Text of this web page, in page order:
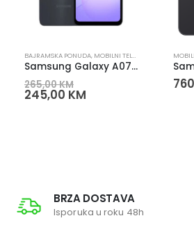
BAJRAMSKA PONUDA, MOBILNI TELEFONI SMART
Samsung Galaxy A07 6/128 – 6.7″, 5000mAh
265,00KM
245,00 KM
BRZA DOSTAVA
Isporuka u roku 48h